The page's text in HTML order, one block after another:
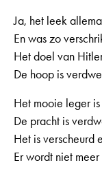
Ja, het leek
En was zo
Het doel van
De hoop is
Het mooie leger
De pracht is
Het is verscheurd
Er wordt niet